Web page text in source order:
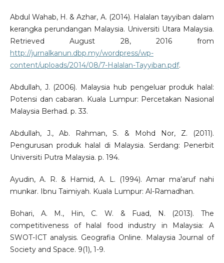
Abdul Wahab, H. & Azhar, A. (2014). Halalan tayyiban dalam
kerangka perundangan Malaysia. Universiti Utara Malaysia.
Retrieved August 28, 2016 from
http://jurnalkanun.dbp.my/wordpress/wp-
content/uploads/2014/08/7-Halalan-Tayyiban.pdf.
Abdullah, J. (2006). Malaysia hub pengeluar produk halal:
Potensi dan cabaran. Kuala Lumpur: Percetakan Nasional
Malaysia Berhad. p. 33.
Abdullah, J., Ab. Rahman, S. & Mohd Nor, Z. (2011).
Pengurusan produk halal di Malaysia. Serdang: Penerbit
Universiti Putra Malaysia. p. 194.
Ayudin, A. R. & Hamid, A. L. (1994). Amar ma’aruf nahi
munkar. Ibnu Taimiyah. Kuala Lumpur: Al-Ramadhan.
Bohari, A. M., Hin, C. W. & Fuad, N. (2013). The
competitiveness of halal food industry in Malaysia: A
SWOT-ICT analysis. Geografia Online. Malaysia Journal of
Society and Space. 9(1), 1-9.